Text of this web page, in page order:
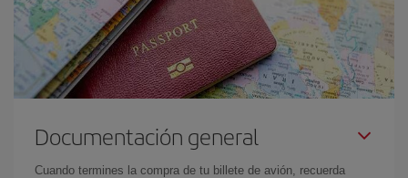
Documentación general
Cuando termines la compra de tu billete de avión, recuerda